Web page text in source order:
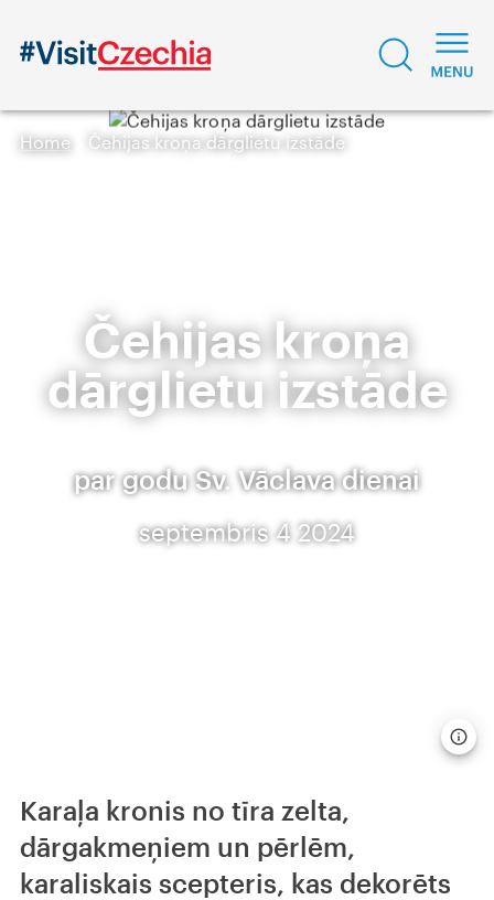
Home Čehijas kroņa dārglietu izstāde
Čehijas kroņa
dārglietu izstāde
par godu Sv. Vāclava dienai
septembris 4 2024
Karaļa kronis no tīra zelta,
dārgakmeņiem un pērlēm,
karaliskais scepteris, kas dekorēts